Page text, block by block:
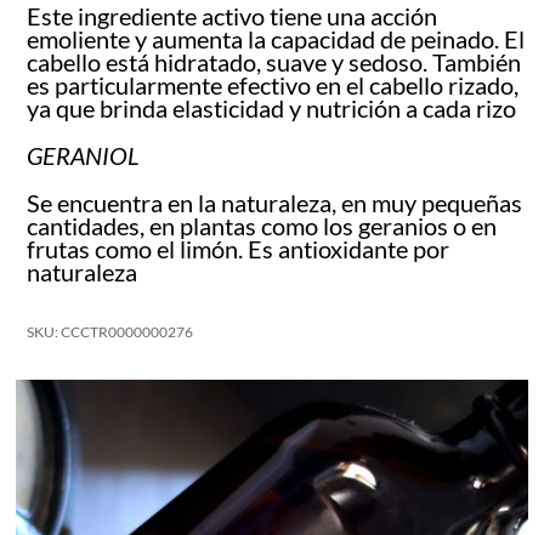
Este ingrediente activo tiene una acción
emoliente y aumenta la capacidad de peinado. El
cabello está hidratado, suave y sedoso. También
es particularmente efectivo en el cabello rizado,
ya que brinda elasticidad y nutrición a cada rizo
GERANIOL
Se encuentra en la naturaleza, en muy pequeñas
cantidades, en plantas como los geranios o en
frutas como el limón. Es antioxidante por
naturaleza
SKU: CCCTR0000000276